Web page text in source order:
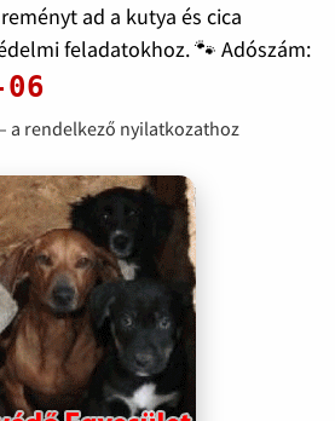
ad a kutya és cica
feladatokhoz. 🐾 Adószám:
a rendelkező nyilatkozathoz